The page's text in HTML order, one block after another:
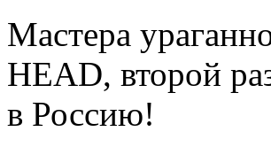
Мастера
HEAD, второй
в Россию!